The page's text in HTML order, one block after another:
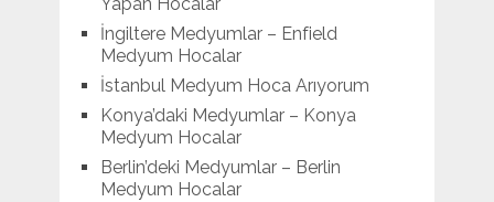
Yapan Hocalar
İngiltere Medyumlar – Enfield
Medyum Hocalar
İstanbul Medyum Hoca Arıyorum
Konya’daki Medyumlar – Konya
Medyum Hocalar
Berlin’deki Medyumlar – Berlin
Medyum Hocalar